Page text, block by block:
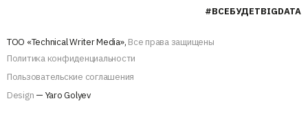
#ВСЕБУДЕТBIGDATA
ТОО «Technical Writer Media», Все права защищены
Политика конфиденциальности
Пользовательские соглашения
Design — Yaro Golyev